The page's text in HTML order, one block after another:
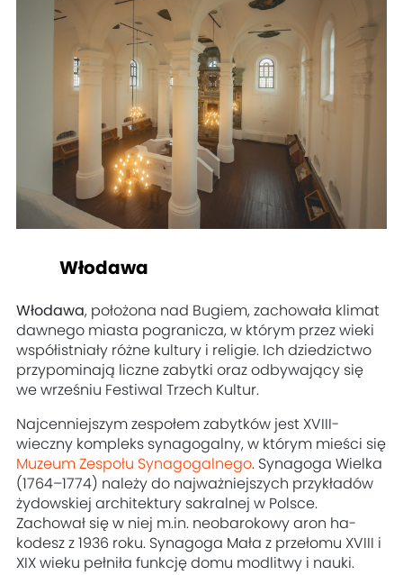
Włodawa
Włodawa, położona nad Bugiem, zachowała klimat
dawnego miasta pogranicza, w którym przez wieki
współistniały różne kultury i religie. Ich dziedzictwo
przypominają liczne zabytki oraz odbywający się
we wrześniu Festiwal Trzech Kultur.
Najcenniejszym zespołem zabytków jest XVIII-
wieczny kompleks synagogalny, w którym mieści się
Muzeum Zespołu Synagogalnego. Synagoga Wielka
(1764–1774) należy do najważniejszych przykładów
żydowskiej architektury sakralnej w Polsce.
Zachował się w niej m.in. neobarokowy aron ha-
kodesz z 1936 roku. Synagoga Mała z przełomu XVIII i
XIX wieku pełniła funkcję domu modlitwy i nauki.